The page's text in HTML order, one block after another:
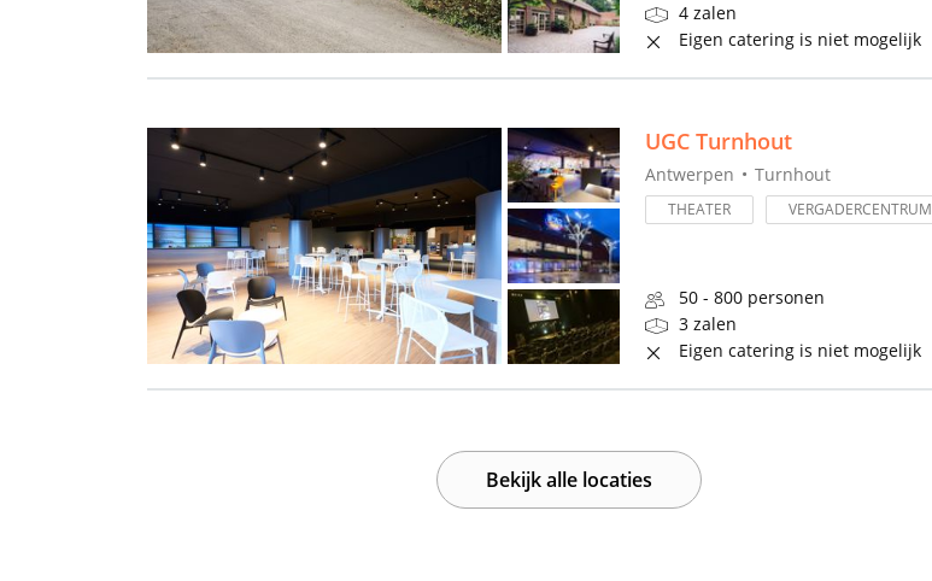
4 zalen
Eigen catering is niet mogelijk
UGC Turnhout
Antwerpen Turnhout
THEATER VERGADERCENTRUM
50 - 800 personen
3 zalen
Eigen catering is niet mogelijk
Bekijk alle locaties